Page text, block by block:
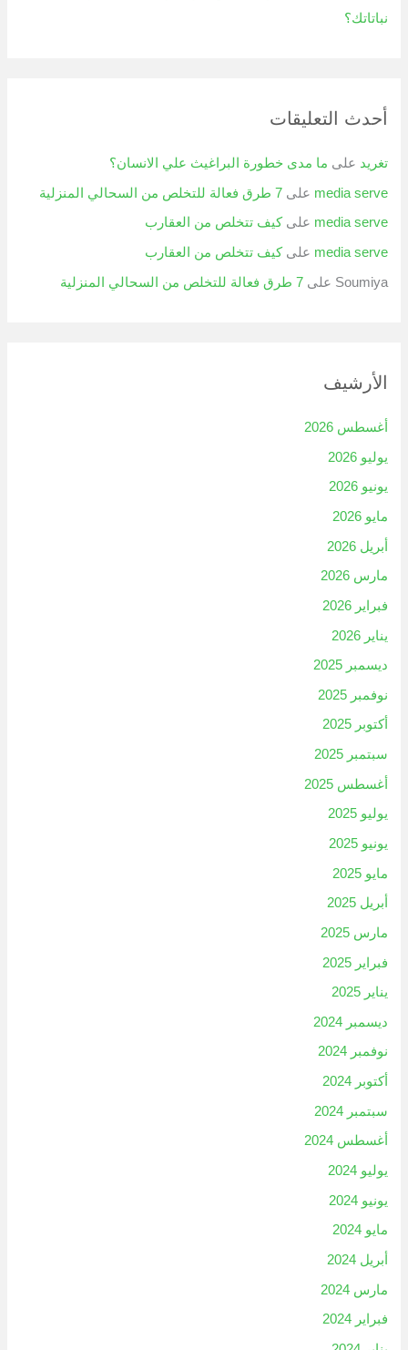
نباتاتك؟
أحدث التعليقات
تغريد على ما مدى خطورة البراغيث علي الانسان؟
media serve على7 طرق فعالة للتخلص من السحالي المنزلية
media serve علىكيف تتخلص من العقارب
media serve علىكيف تتخلص من العقارب
Soumiya على7 طرق فعالة للتخلص من السحالي المنزلية
الأرشيف
أغسطس 2026
يوليو 2026
يونيو 2026
مايو 2026
أبريل 2026
مارس 2026
فبراير 2026
يناير 2026
ديسمبر 2025
نوفمبر 2025
أكتوبر 2025
سبتمبر 2025
أغسطس 2025
يوليو 2025
يونيو 2025
مايو 2025
أبريل 2025
مارس 2025
فبراير 2025
يناير 2025
ديسمبر 2024
نوفمبر 2024
أكتوبر 2024
سبتمبر 2024
أغسطس 2024
يوليو 2024
يونيو 2024
مايو 2024
أبريل 2024
مارس 2024
فبراير 2024